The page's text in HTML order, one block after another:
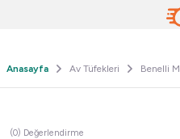
Anasayfa Av Tüfekleri Benelli
(0) Değerlendirme